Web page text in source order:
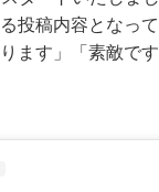
投稿内容となっ
ます」「素敵で